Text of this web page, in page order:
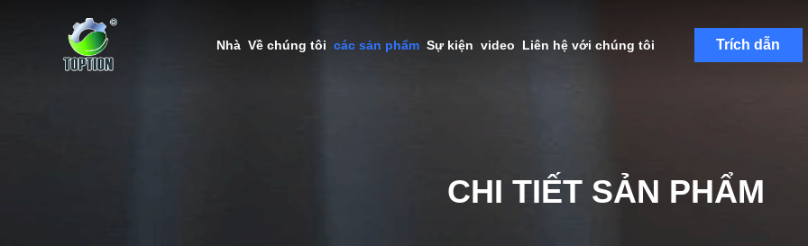
Nhà Về chúng tôi các sản phẩm Sự kiện video Liên hệ với chúng tôi Trích dẫn
CHI TIẾT SẢN PHẨM